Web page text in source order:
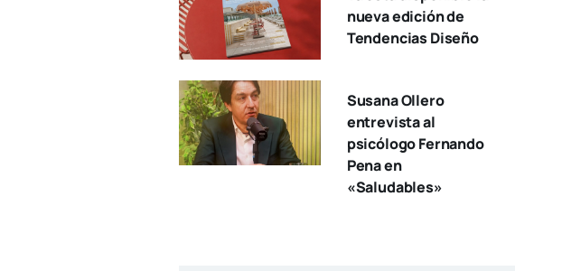
nueva edición de
Tendencias Diseño
Susana Ollero
entrevista al
psicólogo Fernando
Pena en
«Saludables»